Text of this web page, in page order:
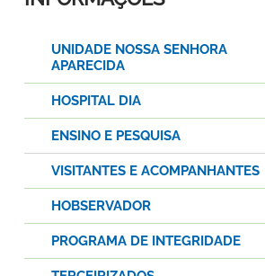
UNIDADE NOSSA SENHORA
APARECIDA
HOSPITAL DIA
ENSINO E PESQUISA
VISITANTES E ACOMPANHANTES
HOBSERVADOR
PROGRAMA DE INTEGRIDADE